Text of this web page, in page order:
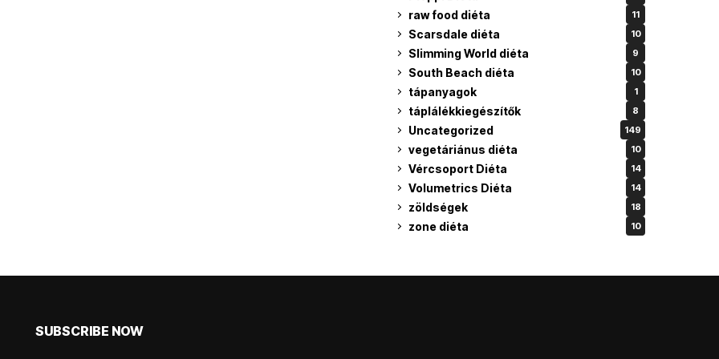
raw food diéta 11
Scarsdale diéta 10
Slimming World diéta 9
South Beach diéta 10
tápanyagok 1
táplálékkiegészítők 8
Uncategorized 149
vegetáriánus diéta 10
Vércsoport Diéta 14
Volumetrics Diéta 14
zöldségek 18
zone diéta 10
SUBSCRIBE NOW